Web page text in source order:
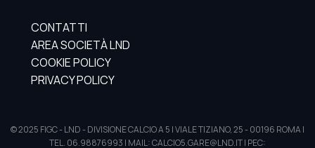
CONTATTI
AREA SOCIETÀ LND
COOKIE POLICY
PRIVACY POLICY
© 2025 FIGC - LND - DIVISIONE CALCIO A 5 | VIALE TIZIANO, 25 - 00196 ROMA |
TEL. 06.98876993 | MAIL: CALCIO5.GARE@LND.IT | PEC: